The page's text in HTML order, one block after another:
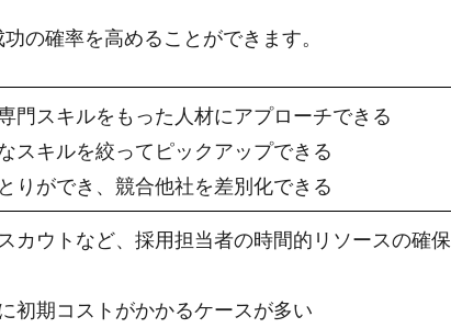
の確率を高めることができます。
門スキルをもった人材にアプローチできる
スキルを絞ってピックアップできる
りができ、競合他社を差別化できる
カウトなど、採用担当者の時間的リソースの確保
初期コストがかかるケースが多い